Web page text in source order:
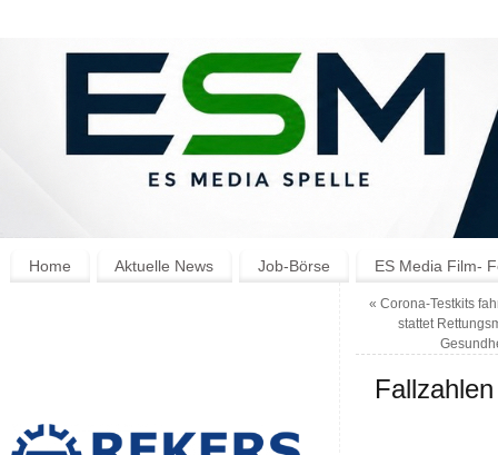
Home Aktuelle News Job-Börse ES Media Film-
« Corona-Testkits
stattet